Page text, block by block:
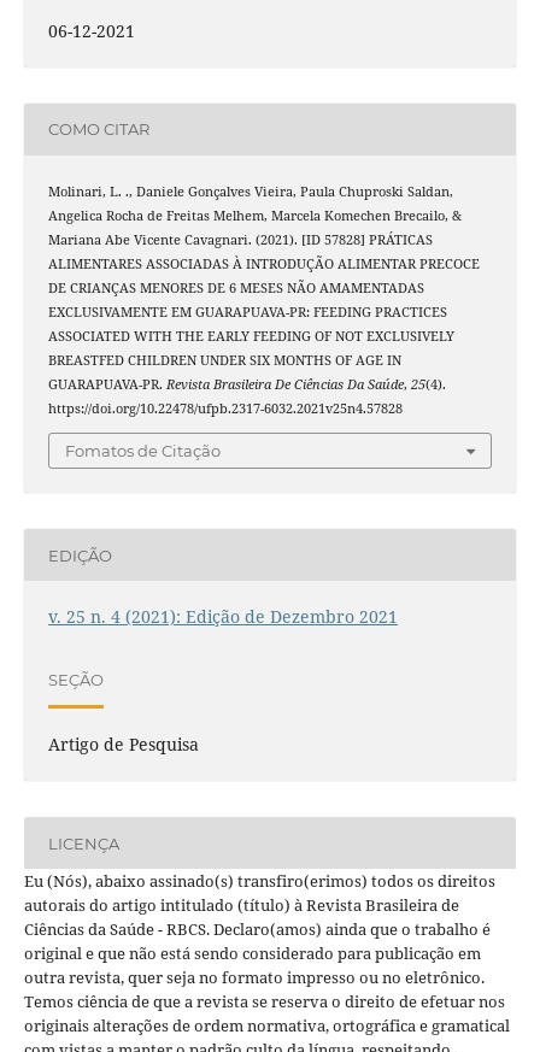
06-12-2021
COMO CITAR
Molinari, L. ., Daniele Gonçalves Vieira, Paula Chuproski Saldan,
Angelica Rocha de Freitas Melhem, Marcela Komechen Brecailo, &
Mariana Abe Vicente Cavagnari. (2021). [ID 57828] PRÁTICAS
ALIMENTARES ASSOCIADAS À INTRODUÇÃO ALIMENTAR PRECOCE
DE CRIANÇAS MENORES DE 6 MESES NÃO AMAMENTADAS
EXCLUSIVAMENTE EM GUARAPUAVA-PR: FEEDING PRACTICES
ASSOCIATED WITH THE EARLY FEEDING OF NOT EXCLUSIVELY
BREASTFED CHILDREN UNDER SIX MONTHS OF AGE IN
GUARAPUAVA-PR. Revista Brasileira De Ciências Da Saúde, 25(4).
https://doi.org/10.22478/ufpb.2317-6032.2021v25n4.57828
Fomatos de Citação
EDIÇÃO
v. 25 n. 4 (2021): Edição de Dezembro 2021
SEÇÃO
Artigo de Pesquisa
LICENÇA
Eu (Nós), abaixo assinado(s) transfiro(erimos) todos os direitos
autorais do artigo intitulado (título) à Revista Brasileira de
Ciências da Saúde - RBCS. Declaro(amos) ainda que o trabalho é
original e que não está sendo considerado para publicação em
outra revista, quer seja no formato impresso ou no eletrônico.
Temos ciência de que a revista se reserva o direito de efetuar nos
originais alterações de ordem normativa, ortográfica e gramatical